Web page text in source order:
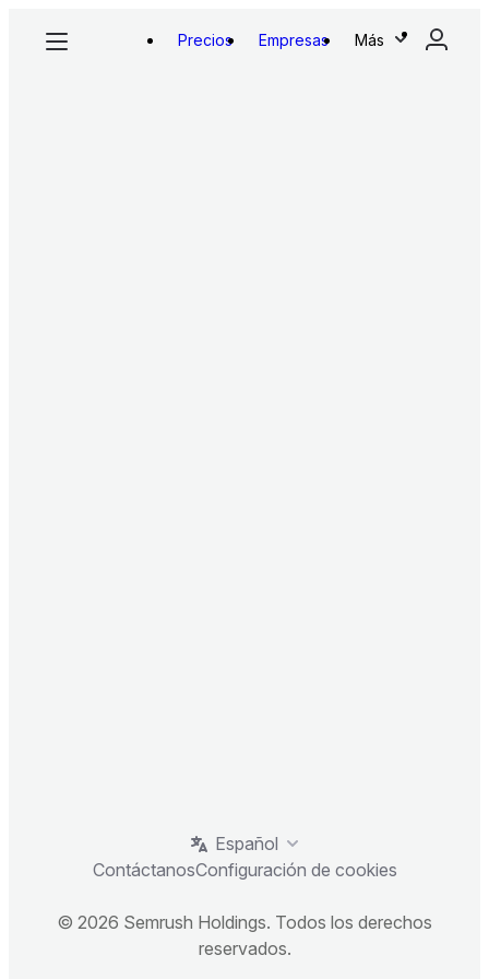
Precios Empresas Más
Español
ContáctanosConfiguración de cookies
© 2026 Semrush Holdings. Todos los derechos
reservados.